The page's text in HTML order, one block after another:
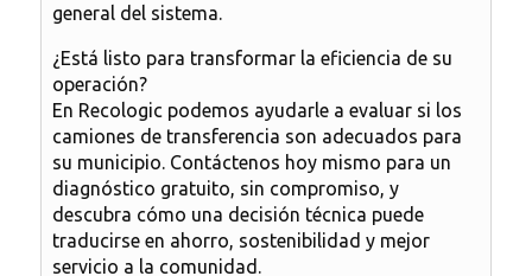
general del sistema.
¿Está listo para transformar la eficiencia de su
operación?
En Recologic podemos ayudarle a evaluar si los
camiones de transferencia son adecuados para
su municipio. Contáctenos hoy mismo para un
diagnóstico gratuito, sin compromiso, y
descubra cómo una decisión técnica puede
traducirse en ahorro, sostenibilidad y mejor
servicio a la comunidad.